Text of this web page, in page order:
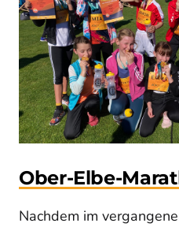
Ober-Elbe-
Nachdem im